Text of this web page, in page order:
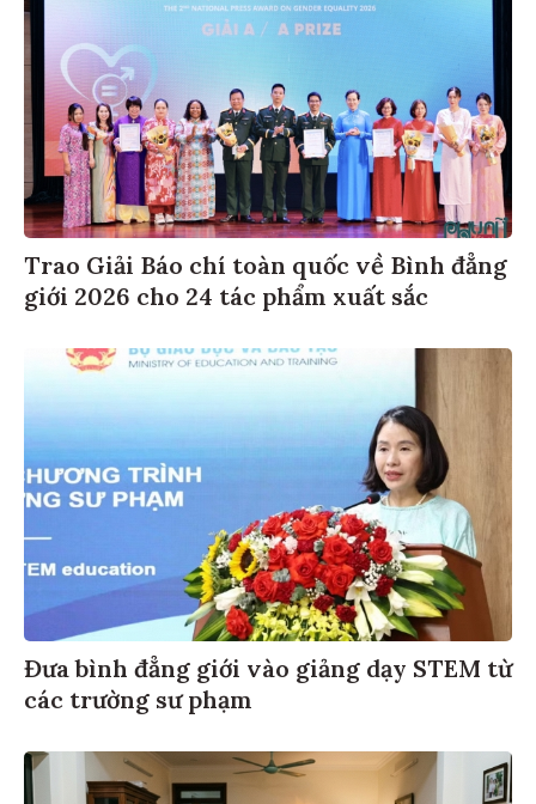
Trao Giải Báo chí toàn quốc về Bình đẳng
giới 2026 cho 24 tác phẩm xuất sắc
Đưa bình đẳng giới vào giảng dạy STEM từ
các trường sư phạm